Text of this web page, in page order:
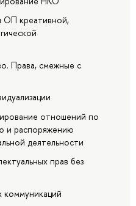
ОП креативной,
Права, смежные с
отношений по
и распоряжению
деятельности
прав без
коммуникаций